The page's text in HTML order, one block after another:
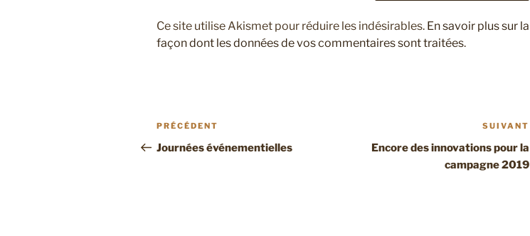
Ce site utilise Akismet pour réduire les indésirables. En savoir plus sur la
façon dont les données de vos commentaires sont traitées.
Navigation
de
Article
précédent
PRÉCÉDENT
Journées événementielles
SUIVANT
Encore des innovations pour la
campagne 2019